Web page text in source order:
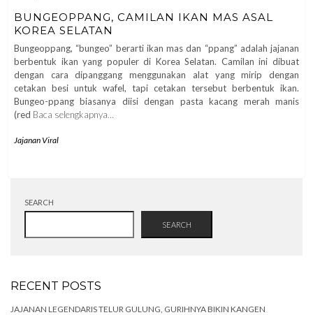
BUNGEOPPANG, CAMILAN IKAN MAS ASAL
KOREA SELATAN
Bungeoppang, “bungeo” berarti ikan mas dan “ppang” adalah jajanan
berbentuk ikan yang populer di Korea Selatan. Camilan ini dibuat
dengan cara dipanggang menggunakan alat yang mirip dengan
cetakan besi untuk wafel, tapi cetakan tersebut berbentuk ikan.
Bungeo-ppang biasanya diisi dengan pasta kacang merah manis
(red Baca selengkapnya…
Jajanan Viral
SEARCH
SEARCH
RECENT POSTS
JAJANAN LEGENDARIS TELUR GULUNG, GURIHNYA BIKIN KANGEN